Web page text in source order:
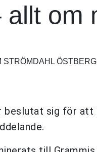
allt om
STRÖMDAHL ÖSTBERG
beslutat sig för att